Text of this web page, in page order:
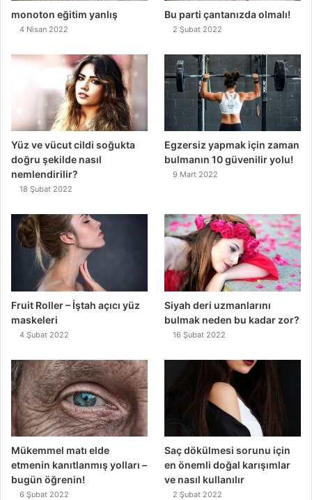
monoton eğitim yanlış
4 Nisan 2022
Bu parti çantanızda olmalı!
2 Şubat 2022
Yüz ve vücut cildi soğukta
doğru şekilde nasıl
nemlendirilir?
18 Şubat 2022
Egzersiz yapmak için zaman
bulmanın 10 güvenilir yolu!
9 Mart 2022
Fruit Roller – İştah açıcı yüz
maskeleri
4 Şubat 2022
Siyah deri uzmanlarını
bulmak neden bu kadar zor?
16 Şubat 2022
Mükemmel matı elde
etmenin kanıtlanmış yolları –
bugün öğrenin!
6 Şubat 2022
Saç dökülmesi sorunu için
en önemli doğal karışımlar
ve nasıl kullanılır
2 Şubat 2022